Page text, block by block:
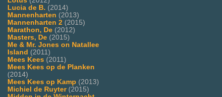
Lucia de B. (2014)
Mannenharten (2013)
Mannenharten 2 (2015)
Marathon, De (2012)
Masters, De (2015)
Me & Mr. Jones on Natallee
Island (2011)
Mees Kees (2011)
Mees Kees op de Planken
(2014)
Mees Kees op Kamp (2013)
Michiel de Ruyter(2015)